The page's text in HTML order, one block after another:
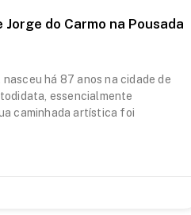
Jorge do Carmo na Pousada
nasceu há 87 anos na cidade de
essencialmente
caminhada artística foi